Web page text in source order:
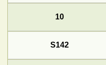
10
S142